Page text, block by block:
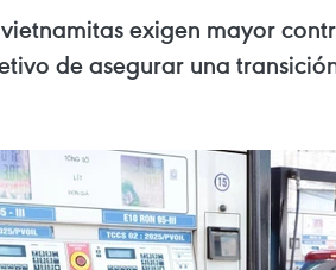
exigen mayor
de asegurar una